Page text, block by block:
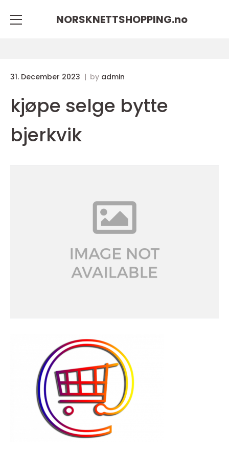
NORSKNETTSHOPPING.no
31. December 2023 by admin
kjøpe selge bytte
bjerkvik